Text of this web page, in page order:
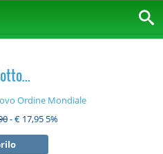
Ordine Mondiale
- € 17,95 5%